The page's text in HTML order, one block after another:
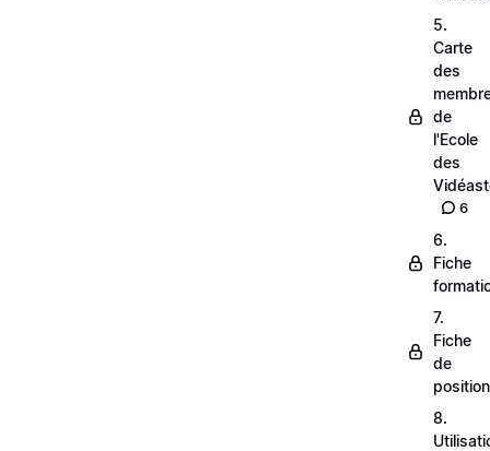
5.
Carte
des
de
l'Ecole
des
6
6.
Fiche
7.
Fiche
de
8.